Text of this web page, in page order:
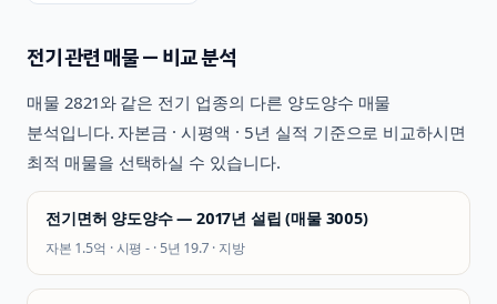
전기관련 매물 — 비교 분석
매물 2821와 같은 전기 업종의 다른 양도양수 매물
분석입니다. 자본금 · 시평액 · 5년 실적 기준으로 비교하시면
최적 매물을 선택하실 수 있습니다.
전기면허 양도양수 — 2017년 설립 (매물 3005)
자본 1.5억 · 시평- · 5년19.7· 지방